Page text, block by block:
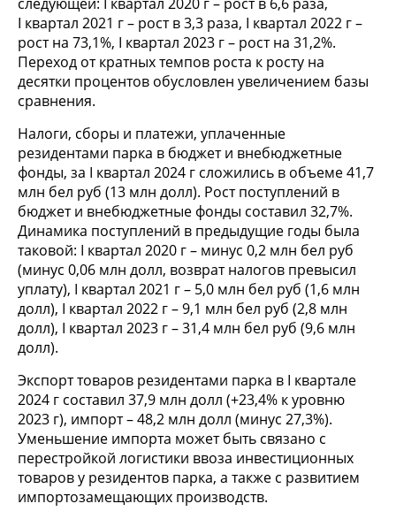
I квартал 2021 г – рост в 3,3 раза, I квартал 2022 г –
рост на 73,1%, I квартал 2023 г – рост на 31,2%.
Переход от кратных темпов роста к росту на
десятки процентов обусловлен увеличением базы
сравнения.
Налоги, сборы и платежи, уплаченные
резидентами парка в бюджет и внебюджетные
фонды, за I квартал 2024 г сложились в объеме 41,7
млн бел руб (13 млн долл). Рост поступлений в
бюджет и внебюджетные фонды составил 32,7%.
Динамика поступлений в предыдущие годы была
таковой: I квартал 2020 г – минус 0,2 млн бел руб
(минус 0,06 млн долл, возврат налогов превысил
уплату), I квартал 2021 г – 5,0 млн бел руб (1,6 млн
долл), I квартал 2022 г – 9,1 млн бел руб (2,8 млн
долл), I квартал 2023 г – 31,4 млн бел руб (9,6 млн
долл).
Экспорт товаров резидентами парка в I квартале
2024 г составил 37,9 млн долл (+23,4% к уровню
2023 г), импорт – 48,2 млн долл (минус 27,3%).
Уменьшение импорта может быть связано с
перестройкой логистики ввоза инвестиционных
товаров у резидентов парка, а также с развитием
импортозамещающих производств.